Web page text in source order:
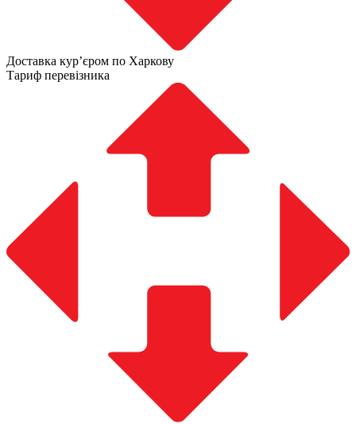
Доставка курʼєром по Харкову
Тариф перевізника